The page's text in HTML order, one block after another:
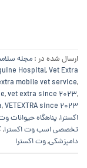
ارسال شده در : مجله
Hospital,Vet Extra
mobile vet service,
,vet extra since 2023,
,VETEXTRA since 2023
اکسترا,پناهگاه حیوانات
تخصصی اسب وت اکسترا,
دامپزشکی,وت اکسترا